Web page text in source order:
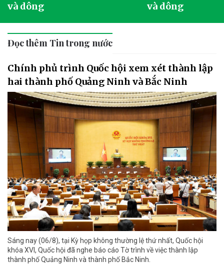
và dông
và dông
Đọc thêm Tin trong nước
Chính phủ trình Quốc hội xem xét thành lập
hai thành phố Quảng Ninh và Bắc Ninh
Sáng nay (06/8), tại Kỳ họp không thường lệ thứ nhất, Quốc hội
khóa XVI, Quốc hội đã nghe báo cáo Tờ trình về việc thành lập
thành phố Quảng Ninh và thành phố Bắc Ninh.